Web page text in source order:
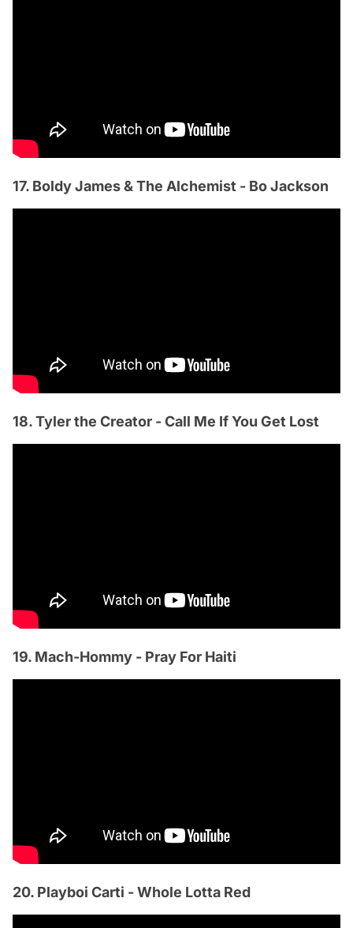
17. Boldy James & The Alchemist - Bo Jackson
18. Tyler the Creator - Call Me If You Get Lost
19. Mach-Hommy - Pray For Haiti
20. Playboi Carti - Whole Lotta Red